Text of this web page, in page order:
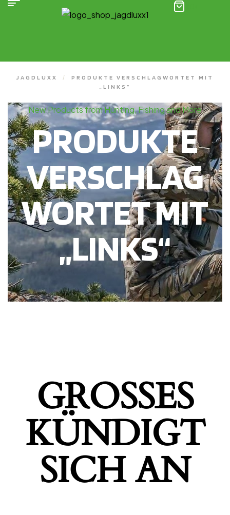
JAGDLUXX /
PRODUKTE VERSCHLAGWORTET MIT
„LINKS“
New Products from Hunting, Fishing and More
PRODUKTE
VERSCHLAG
WORTET MIT
„LINKS“
GROSSES K
ÜNDIGT S
ICH AN